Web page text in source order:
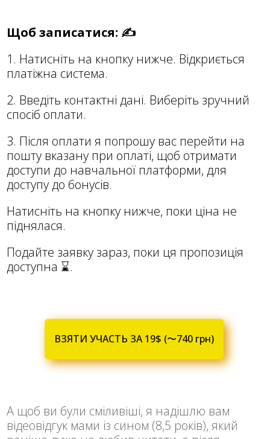
Щоб записатися: ✍
1. Натисніть на кнопку нижче. Відкриється
платіжна система.
2. Введіть контактні дані. Виберіть зручний
спосіб оплати.
3. Після оплати я попрошу вас перейти на
пошту вказану при оплаті, щоб отримати
доступи до навчальної платформи, для
доступу до бонусів.
Натисніть на кнопку нижче, поки ціна не
піднялася.
Подайте заявку зараз, поки ця пропозиція
доступна ⌛️.
ВЗЯТИ УЧАСТЬ ЗА 19$ (〜740 грн)
А щоб ви були сміливіші, я надішлю вам
відеовідгук мами із сином (8,5 років), який